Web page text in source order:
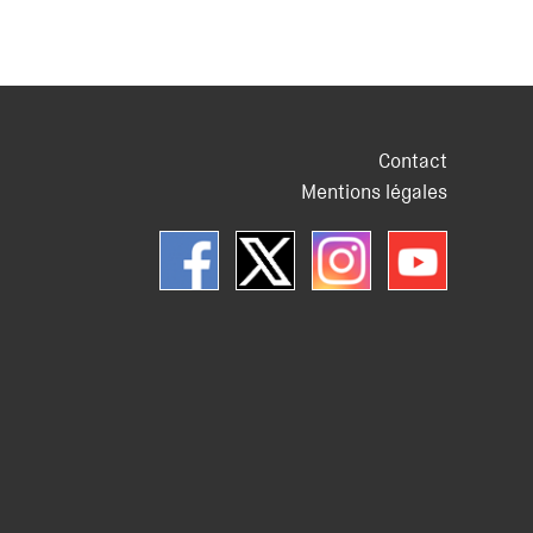
Contact
Mentions légales